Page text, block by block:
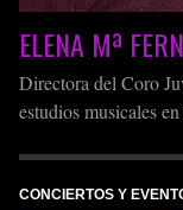
ELENA Mª
Directora del Coro
estudios musicales
el grado medio en la
termina sus estudios
CONCIERTOS Y